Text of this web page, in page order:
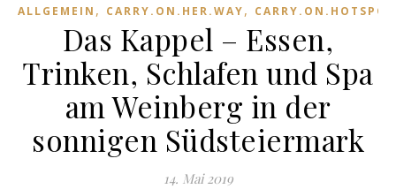
ALLGEMEIN , CARRY.ON.HER.WAY,
Das Kappel – Essen,
Trinken, Schlafen und Spa
am Weinberg in der
sonnigen Südsteiermark
14. Mai 2019